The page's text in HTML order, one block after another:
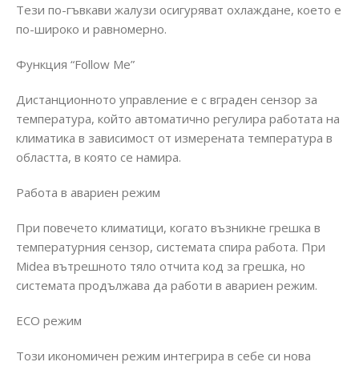
Тези по-гъвкави жалузи осигуряват охлаждане, което е
по-широко и равномерно.
Функция “Follow Me”
Дистанционното управление е с вграден сензор за
температура, който автоматично регулира работата на
климатика в зависимост от измерената температура в
областта, в която се намира.
Работа в авариен режим
При повечето климатици, когато възникне грешка в
температурния сензор, системата спира работа. При
Midea вътрешното тяло отчита код за грешка, но
системата продължава да работи в авариен режим.
ECO режим
Този икономичен режим интегрира в себе си нова